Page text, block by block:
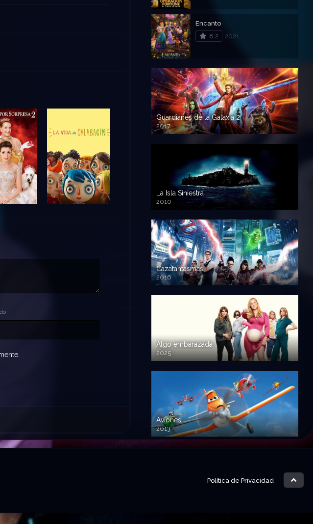
Encanto
8.2
2021
Guardianes de la Galaxia 2
2017
720p HD
La Isla Siniestra
2010
720p HD
Cazafantasmas
2016
720p HD
Algo embarazada
2025
720p HD
Aviones
2013
720 HD
Política de Privacidad